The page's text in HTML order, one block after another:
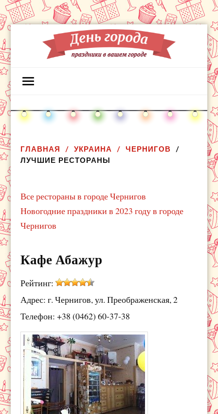
ГЛАВНАЯ УКРАИНА
ЧЕРНИГОВ
ЛУЧШИЕ РЕСТОРАНЫ
Все рестораны в городе Чернигов
Новогодние праздники в 2023 году в городе
Чернигов
Кафе Абажур
Рейтинг:
Адрес: г. Чернигов, ул. Преображенская, 2
Телефон: +38 (0462) 60-37-38